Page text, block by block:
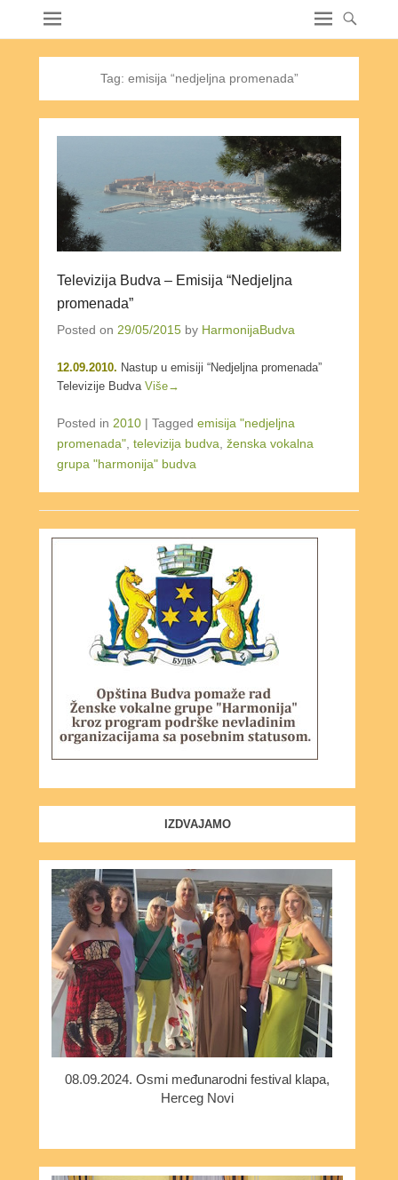
Tag: emisija “nedjeljna promenada”
Televizija Budva – Emisija “Nedjeljna
promenada”
Posted on 29/05/2015 by HarmonijaBudva
12.09.2010. Nastup u emisiji “Nedjeljna promenada”
Televizije Budva Više→
Posted in 2010 | Tagged emisija "nedjeljna
promenada" televizija budva ženska vokalna
grupa "harmonija" budva
IZDVAJAMO
08.09.2024. Osmi međunarodni festival klapa,
Herceg Novi